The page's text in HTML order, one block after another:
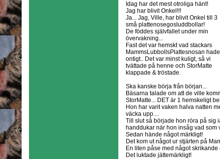
Idag har det mest otroliga hänt!
Jag har blivit Onkel!!!
Ja... Jag, Ville, har blivit Onkel till 3
små plattenosegosluddbollar!
De föddes självfallet under min
övervakning...
Fast det var hemskt vad stackars
MammsLubbollsPlattesnosan hade
ontigt.. Det var minst kuligt, så vi
tvättade på henne och StorMatte
klappade & tröstade.
Ska kanske börja från början...
Bäsarna talade om att de ville
StorMatte... DET är 1 hemskeligt
Hon har varit vaken halva natten
väcka upp....
Till slut så började hon röra på sig
handdukar när hon insåg vad som
Sedan hände något märkligt!
Det kom ut något ur stjärten på
En liten påse med något skrikande
Det luktade jättemärkligt!